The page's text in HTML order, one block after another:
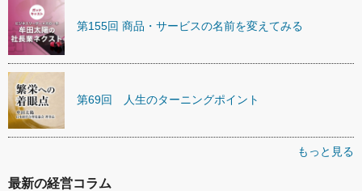
第155回 商品・サービスの名前を変えてみる
第69回 人生のターニングポイント
もっと見る
最新の経営コラム